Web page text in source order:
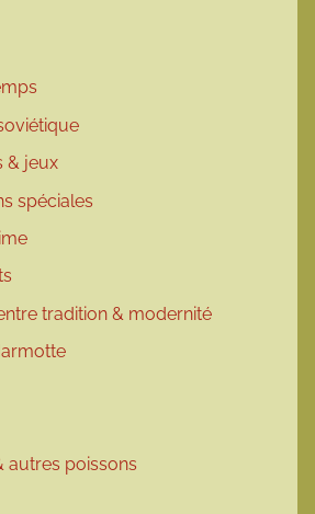
& jeux
spéciales
tradition & modernité
autres poissons